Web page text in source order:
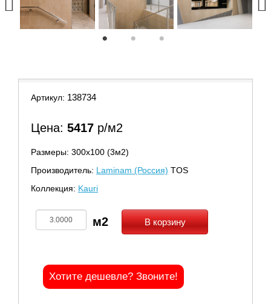
Артикул: 138734
Цена: 5417 р/м2
Размеры: 300х100 (3м2)
Производитель: Laminam (Россия) TOS
Коллекция: Kauri
В корзину
Хотите дешевле? Звоните!